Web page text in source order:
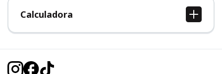
Calculadora
Calcular IMC
Calcular Peso Ideal
Calcular Gasto Calórico